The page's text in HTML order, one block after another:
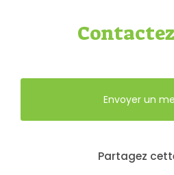
Envoyer un
Partagez